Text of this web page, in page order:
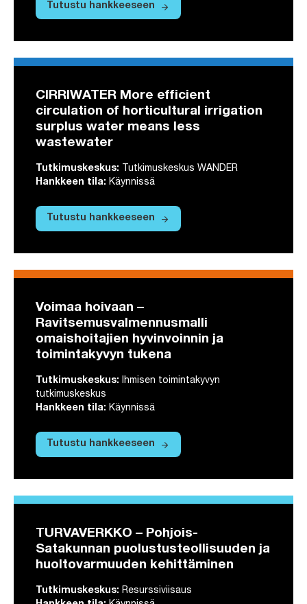
Tutustu hankkeeseen Hidden Gems
Tutustu hankkeeseen arrow_forward
CIRRIWATER More efficient
circulation of horticultural irrigation
surplus water means less
wastewater
Tutkimuskeskus:
Tutkimuskeskus WANDER
Hankkeen tila: Käynnissä
Tutustu hankkeeseen CIRRIWATER
Tutustu hankkeeseen arrow_forward
Voimaa hoivaan –
Ravitsemusvalmennusmalli
omaishoitajien hyvinvoinnin ja
toimintakyvyn tukena
Tutkimuskeskus: Ihmisen toimintakyvyn
tutkimuskeskus
Hankkeen tila: Käynnissä
Tutustu hankkeeseen Voimaa
Tutustu hankkeeseen arrow_forward
TURVAVERKKO – Pohjois-
Satakunnan puolustusteollisuuden ja
huoltovarmuuden kehittäminen
Tutkimuskeskus: Resurssiviisaus